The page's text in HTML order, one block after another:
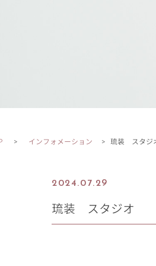
インフォメーション 琉装 スタジ
2024.07.29
琉装 スタジオ